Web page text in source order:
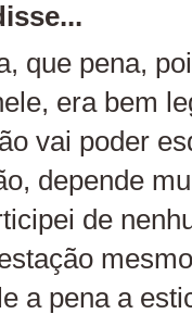
que pena,
era bem
vai poder
depende
de
a pena a